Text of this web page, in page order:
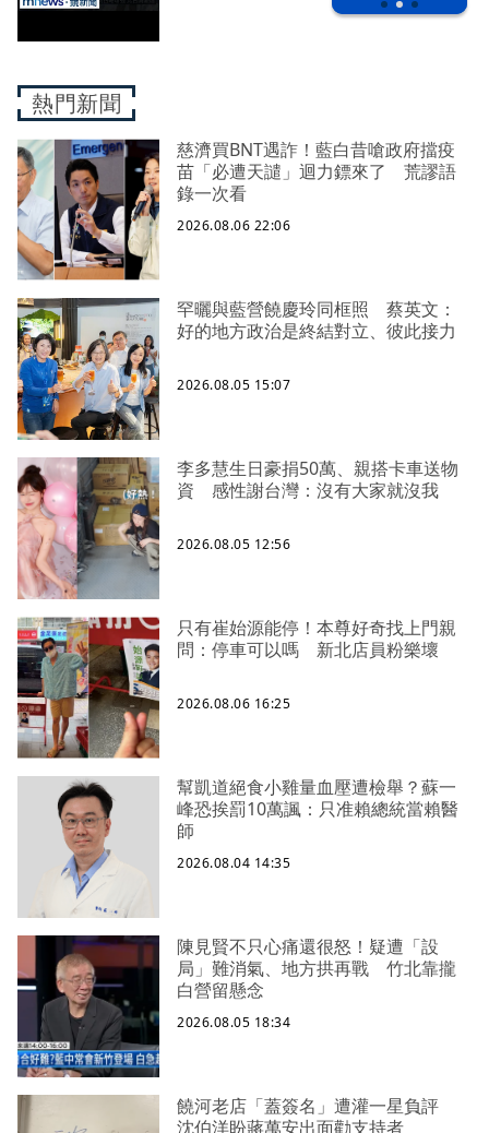
熱門新聞
慈濟買BNT遇詐！藍白昔嗆政府擋疫
苗「必遭天譴」迴力鏢來了 荒謬語
錄一次看
2026.08.06 22:06
罕曬與藍營饒慶玲同框照 蔡英文：
好的地方政治是終結對立、彼此接力
2026.08.05 15:07
李多慧生日豪捐50萬、親搭卡車送物
資 感性謝台灣：沒有大家就沒我
2026.08.05 12:56
只有崔始源能停！本尊好奇找上門親
問：停車可以嗎 新北店員粉樂壞
2026.08.06 16:25
幫凱道絕食小雞量血壓遭檢舉？蘇一
峰恐挨罰10萬諷：只准賴總統當賴醫
師
2026.08.04 14:35
陳見賢不只心痛還很怒！疑遭「設
局」難消氣、地方拱再戰 竹北靠攏
白營留懸念
2026.08.05 18:34
饒河老店「蓋簽名」遭灌一星負評
沈伯洋盼蔣萬安出面勸支持者